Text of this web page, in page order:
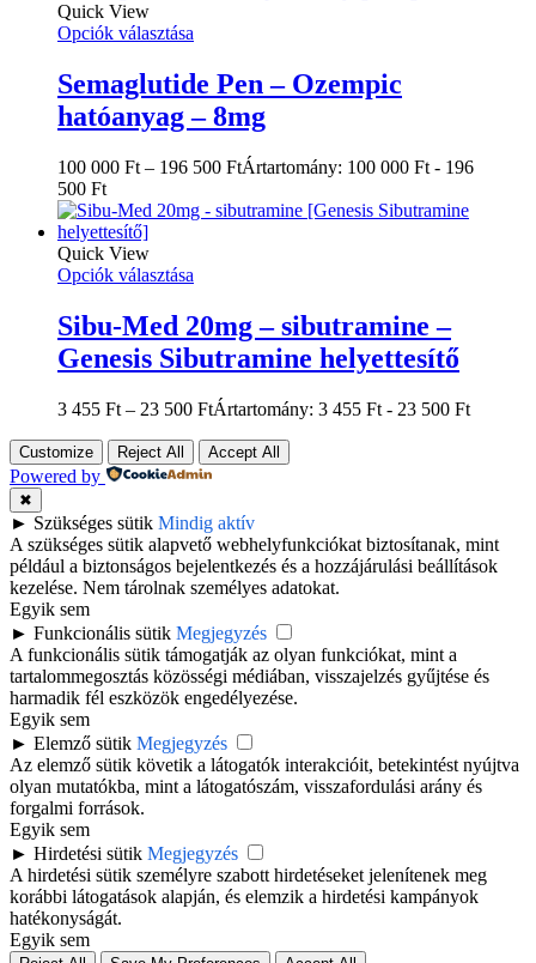
Quick View
Opciók választása
Semaglutide Pen – Ozempic
hatóanyag – 8mg
100 000 Ft – 196 500 FtÁrtartomány: 100 000 Ft - 196
500 Ft
Quick View
Opciók választása
Sibu-Med 20mg – sibutramine –
Genesis Sibutramine helyettesítő
3 455 Ft – 23 500 FtÁrtartomány: 3 455 Ft - 23 500 Ft
Customize Reject All Accept All
Powered by
✖
► Szükséges sütik Mindig aktív
A szükséges sütik alapvető webhelyfunkciókat biztosítanak, mint
például a biztonságos bejelentkezés és a hozzájárulási beállítások
kezelése. Nem tárolnak személyes adatokat.
Egyik sem
► Funkcionális sütik Megjegyzés
A funkcionális sütik támogatják az olyan funkciókat, mint a
tartalommegosztás közösségi médiában, visszajelzés gyűjtése és
harmadik fél eszközök engedélyezése.
Egyik sem
► Elemző sütik Megjegyzés
Az elemző sütik követik a látogatók interakcióit, betekintést nyújtva
olyan mutatókba, mint a látogatószám, visszafordulási arány és
forgalmi források.
Egyik sem
► Hirdetési sütik Megjegyzés
A hirdetési sütik személyre szabott hirdetéseket jelenítenek meg
korábbi látogatások alapján, és elemzik a hirdetési kampányok
hatékonyságát.
Egyik sem